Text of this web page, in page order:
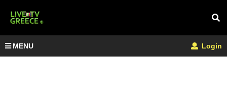
MENU Login